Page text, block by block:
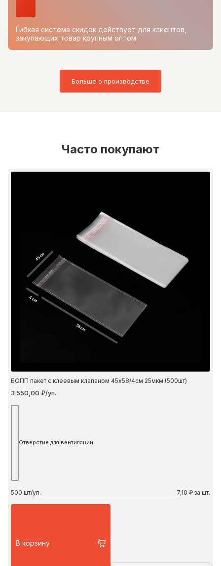
Гибкая система скидок действует для клиентов,
закупающих товар крупным оптом
Больше о производстве
Часто покупают
45 см
4 см
58 см
БОПП пакет с клеевым клапаном 45х58/4см 25мкм (500шт)
3 550,00 ₽/уп.
Отверстие для вентиляции
500 шт/уп. 7,10 ₽ за шт.
В корзину